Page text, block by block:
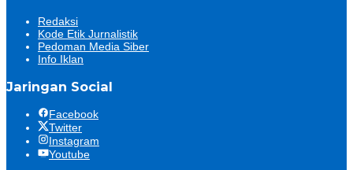
Redaksi
Kode Etik Jurnalistik
Pedoman Media Siber
Info Iklan
Jaringan Social
Facebook
Twitter
Instagram
Youtube